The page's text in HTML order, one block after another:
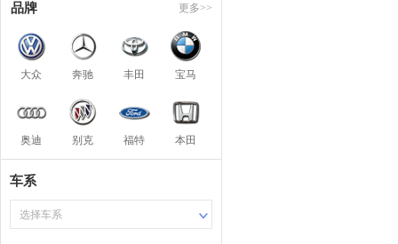
品牌 更多>>
大众 奔驰 丰田 宝马
奥迪 别克 福特 本田
车系
选择车系